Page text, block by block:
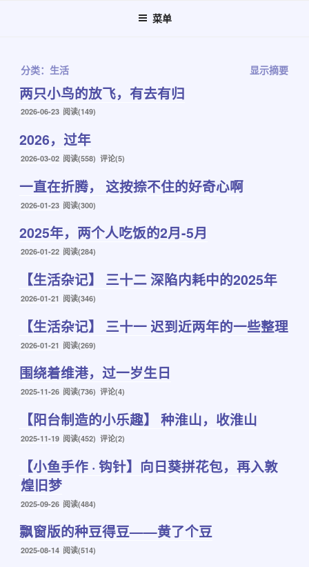
菜单
显示摘要
分类：生活
两只小鸟的放飞，有去有归
发
于
2026-06-23 阅读(149)
2026，过年
发
于
2026-03-02 阅读(558) 评论(5)
一直在折腾， 这按捺不住的好奇心啊
发
于
2026-01-23 阅读(300)
2025年，两个人吃饭的2月-5月
发
2026-01-22 阅读(284)
【生活杂记】 三十二 深陷内耗中的2025年
发
2026-01-21 阅读(346)
【生活杂记】 三十一 迟到近两年的一些整理
发
于
2026-01-21 阅读(269)
围绕着维港，过一岁生日
发
2025-11-26 阅读(736) 评论(4)
【阳台制造的小乐趣】 种淮山，收淮山
发
2025-11-19 阅读(452) 评论(2)
【小鱼手作 · 钩针】向日葵拼花包，再入敦
煌旧梦
发
于
2025-09-26 阅读(484)
飘窗版的种豆得豆——黄了个豆
发
2025-08-14 阅读(514)